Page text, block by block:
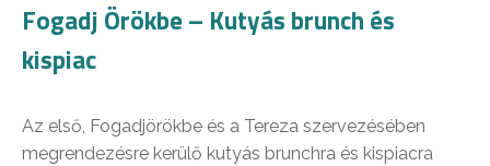
Fogadj Örökbe – Kutyás brunch és
kispiac
Az első, Fogadjörökbe és a Tereza szervezésében
megrendezésre kerülő kutyás brunchra és kispiacra